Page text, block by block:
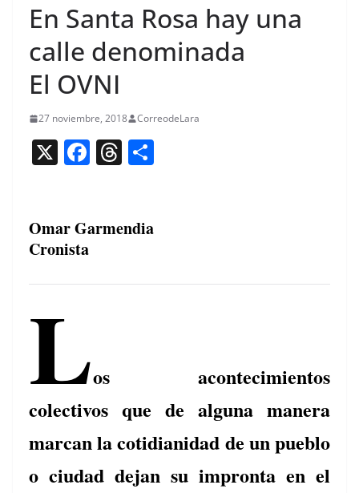
En Santa Rosa hay una
calle denominada
El OVNI
27 noviembre, 2018 CorreodeLara
X F
e
o
T
a
s tir
Omar Garmendia
Cronista
Los acontecimientos
colectivos que de alguna manera
marcan la cotidianidad de un pueblo
o ciudad dejan su impronta en el